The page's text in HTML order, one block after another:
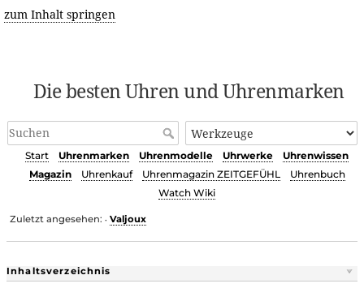
zum Inhalt springen
Die besten Uhren und Uhrenmarken
Start Uhrenmarken Uhrenmodelle Uhrwerke
Uhrenwissen
Magazin
Uhrenkauf Uhrenmagazin ZEITGEFÜHL
Uhrenbuch
Watch Wiki
Zuletzt angesehen: • Valjoux
Inhaltsverzeichnis